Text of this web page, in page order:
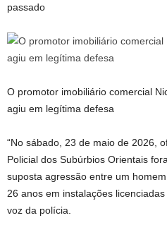
passado
O promotor imobiliário comercial
agiu em legítima defesa
“No sábado, 23 de maio de 2026,
Policial dos Subúrbios Orientais
suposta agressão entre um
26 anos em instalações
voz da polícia.